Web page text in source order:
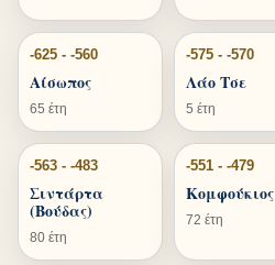
-625 - -560
Αίσωπος
65 έτη
-575 - -570
Λάο Τσε
5 έτη
-563 - -483
Σιντάρτα
(Βούδας)
80 έτη
-551 - -479
Κομφούκιος
72 έτη